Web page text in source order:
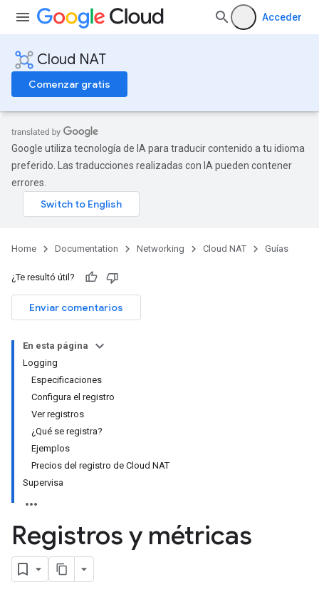
Acceder
Cloud NAT
Comenzar gratis
Google utiliza tecnología de IA para traducir contenido a tu idioma
preferido. Las traducciones realizadas con IA pueden contener
errores.
Home Documentation Networking Cloud NAT Guías
¿Te resultó útil?
Enviar comentarios
En esta página
Logging
Especificaciones
Configura el registro
Ver registros
¿Qué se registra?
Ejemplos
Precios del registro de Cloud NAT
Supervisa
Registros y métricas